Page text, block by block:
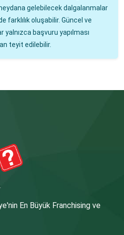
gelebilecek dalgalanmalar
farklılık oluşabilir. Güncel ve
yalnızca başvuru yapılması
teyit edilebilir.
En Büyük Franchising ve